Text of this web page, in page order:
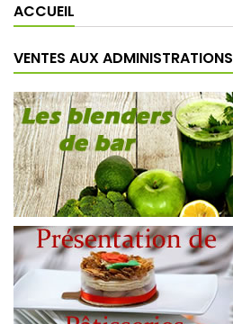
ACCUEIL
VENTES AUX ADMINISTRATIONS